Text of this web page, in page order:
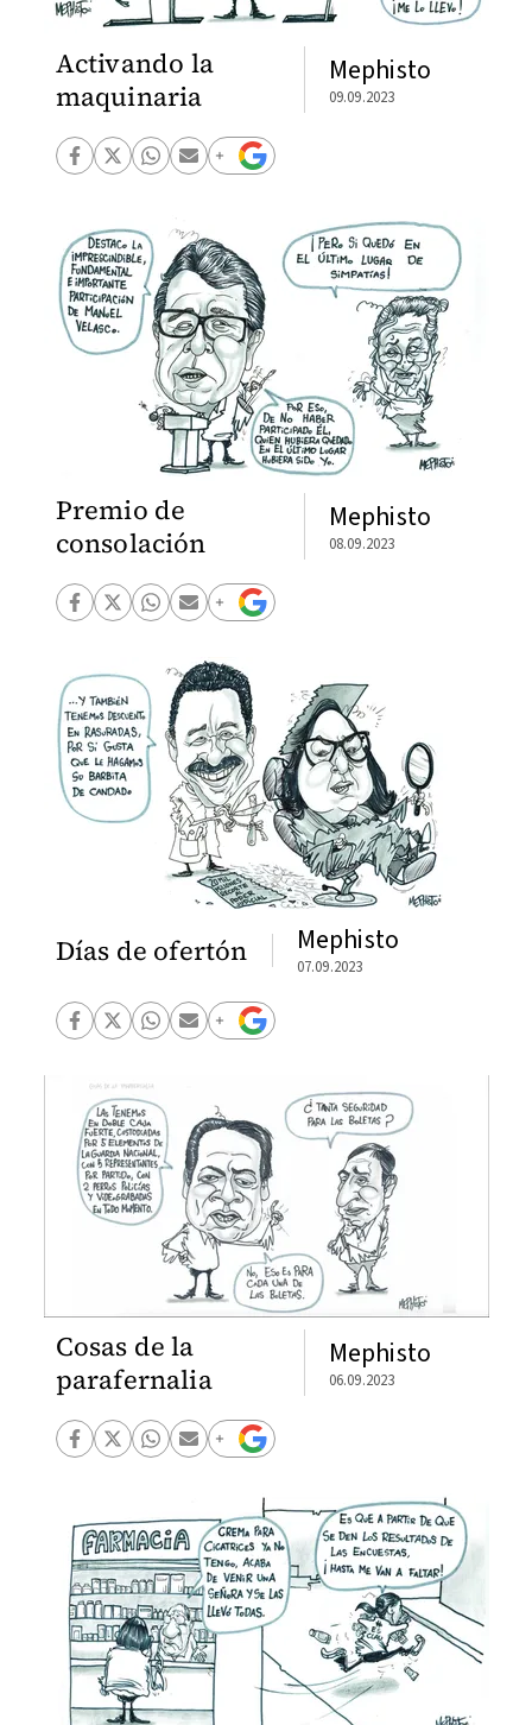
Activando la
maquinaria
Mephisto
09.09.2023
Premio de
consolación
Mephisto
08.09.2023
Días de ofertón Mephisto
07.09.2023
Cosas de la
parafernalia
Mephisto
06.09.2023